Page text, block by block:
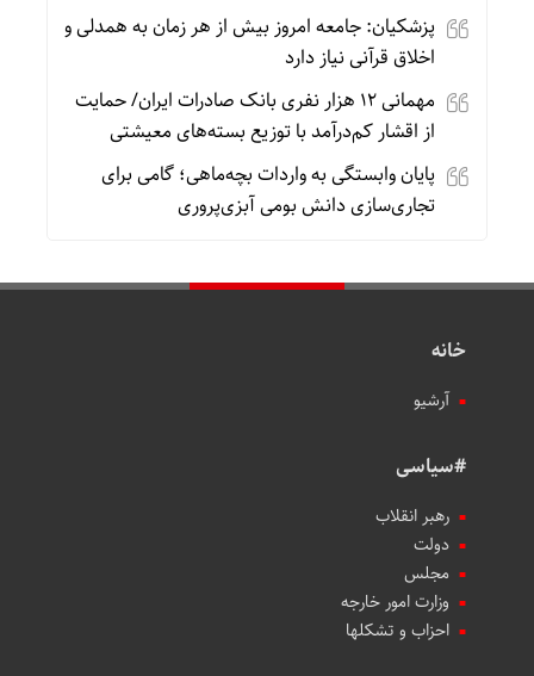
پزشکیان: جامعه امروز بیش از هر زمان به همدلی و
اخلاق قرآنی نیاز دارد
مهمانی ۱۲ هزار نفری بانک صادرات ایران/ حمایت
از اقشار کم‌درآمد با توزیع بسته‌های معیشتی
پایان وابستگی به واردات بچه‌ماهی؛ گامی برای
تجاری‌سازی دانش بومی آبزی‌پروری
خانه
آرشیو
#سیاسی
رهبر انقلاب
دولت
مجلس
وزارت امور خارجه
احزاب و تشکلها